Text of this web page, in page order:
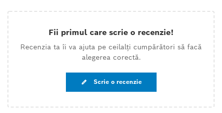
Fii primul care scrie o recenzie!
Recenzia ta îi va ajuta pe ceilalți cumpărători să facă
alegerea corectă.
Scrie o recenzie